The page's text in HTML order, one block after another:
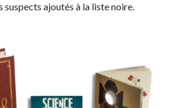
suspects ajoutés à la liste noire.